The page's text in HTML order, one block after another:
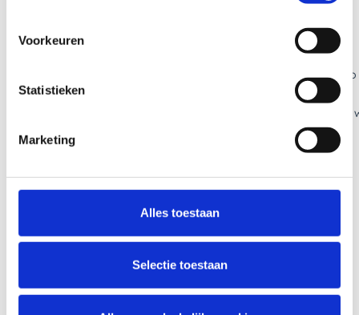
Voorkeuren
Statistieken
Marketing
Alles toestaan
Selectie toestaan